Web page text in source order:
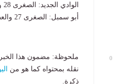
0
الوادي الجديد: الصغرى 28 والعظمى 43.
أبو سمبل: الصغرى 27 والعظمى 43.
ملحوظة: مضمون هذا الخبر
نقله بمحتواه كما هو من
ذكرة.